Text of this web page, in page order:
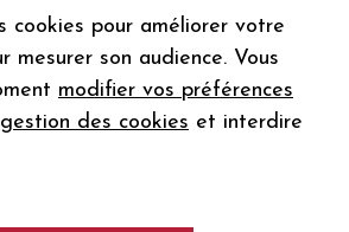
cookies pour améliorer votre
mesurer son audience. Vous
modifier vos préférences
des cookies et interdire
j’accepte de recevoir la newsletter de la